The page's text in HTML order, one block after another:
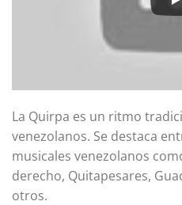
La Quirpa es un ritmo
venezolanos. Se destaca
musicales venezolanos
derecho, Quitapesares,
otros.